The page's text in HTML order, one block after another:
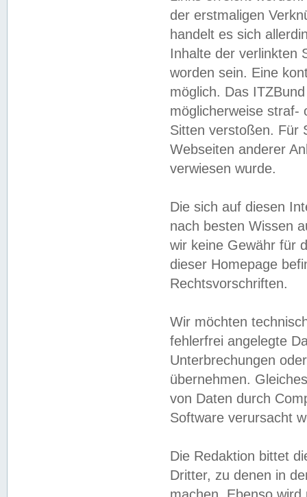
der erstmaligen
handelt es sich
Inhalte der verlinkten
worden sein. Eine
möglich. Das
möglicherweise straf-
Sitten verstoßen. Für
Webseiten anderer
verwiesen wurde.
Die sich auf diesen
nach besten Wissen
wir keine Gewähr für
dieser Homepage
Rechtsvorschriften.
Wir möchten
fehlerfrei angelegte
Unterbrechungen
übernehmen.
von Daten durch
Software verursacht
Die Redaktion bittet
Dritter, zu denen in